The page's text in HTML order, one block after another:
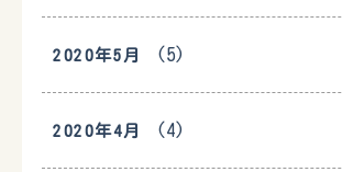
2020年5月 (5)
2020年4月 (4)